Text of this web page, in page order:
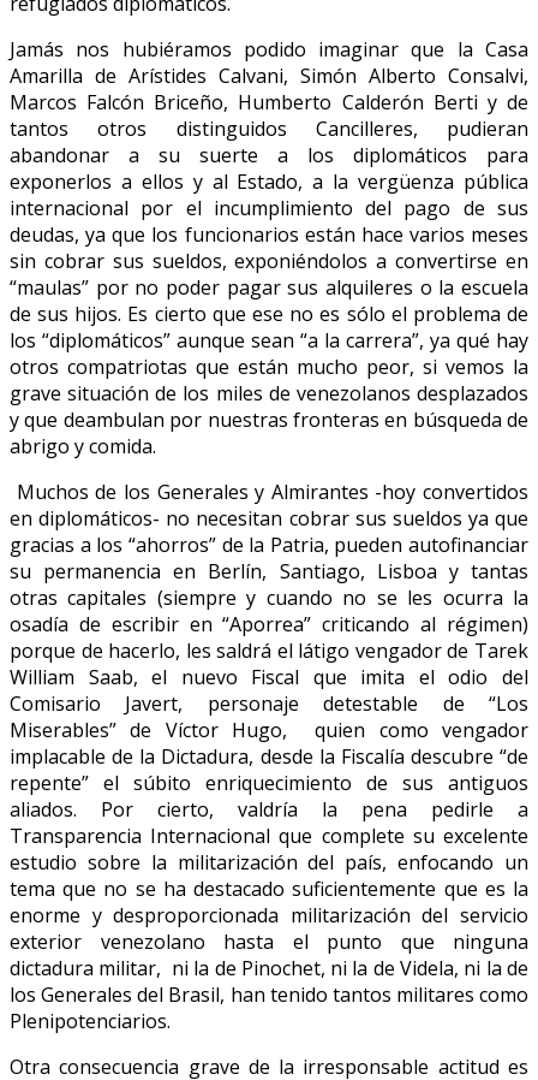
Jamás nos hubiéramos podido imaginar que la Casa
Amarilla de Arístides Calvani, Simón Alberto Consalvi,
Marcos Falcón Briceño, Humberto Calderón Berti y de
tantos otros distinguidos Cancilleres, pudieran
abandonar a su suerte a los diplomáticos para
exponerlos a ellos y al Estado, a la vergüenza pública
internacional por el incumplimiento del pago de sus
deudas, ya que los funcionarios están hace varios meses
sin cobrar sus sueldos, exponiéndolos a convertirse en
“maulas” por no poder pagar sus alquileres o la escuela
de sus hijos. Es cierto que ese no es sólo el problema de
los “diplomáticos” aunque sean “a la carrera”, ya qué hay
otros compatriotas que están mucho peor, si vemos la
grave situación de los miles de venezolanos desplazados
y que deambulan por nuestras fronteras en búsqueda de
abrigo y comida.
Muchos de los Generales y Almirantes -hoy convertidos
en diplomáticos- no necesitan cobrar sus sueldos ya que
gracias a los “ahorros” de la Patria, pueden autofinanciar
su permanencia en Berlín, Santiago, Lisboa y tantas
otras capitales (siempre y cuando no se les ocurra la
osadía de escribir en “Aporrea” criticando al régimen)
porque de hacerlo, les saldrá el látigo vengador de Tarek
William Saab, el nuevo Fiscal que imita el odio del
Comisario Javert, personaje detestable de “Los
Miserables” de Víctor Hugo, quien como vengador
implacable de la Dictadura, desde la Fiscalía descubre “de
repente” el súbito enriquecimiento de sus antiguos
aliados. Por cierto, valdría la pena pedirle a
Transparencia Internacional que complete su excelente
estudio sobre la militarización del país, enfocando un
tema que no se ha destacado suficientemente que es la
enorme y desproporcionada militarización del servicio
exterior venezolano hasta el punto que ninguna
dictadura militar, ni la de Pinochet, ni la de Videla, ni la de
los Generales del Brasil, han tenido tantos militares como
Plenipotenciarios.
Otra consecuencia grave de la irresponsable actitud es